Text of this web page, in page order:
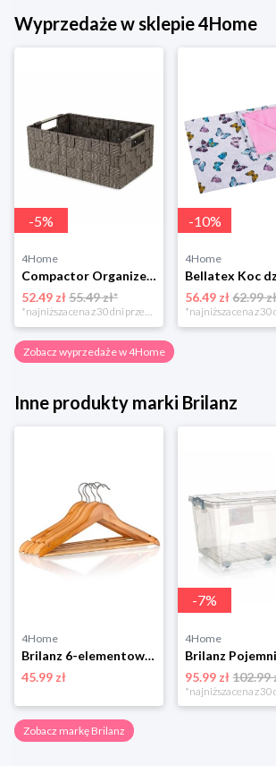
Wyprzedaże w sklepie 4Home
-5%
4Home
Compactor Organizer do przechowywania Toronto, 30 x 20 x 12 cm, ciemnobrązowy
52.49 zł55.49 zł*
*najniższa cena z 30 dni przed obniżką
-10%
4Home
56.49 zł 62.99
Zobacz wyprzedaże w 4Home
Inne produkty marki Brilanz
4Home
Brilanz 6-elementowy zestaw wieszaków
45.99 zł
-7%
4Home
95.99 zł 102.99
Zobacz markę Brilanz